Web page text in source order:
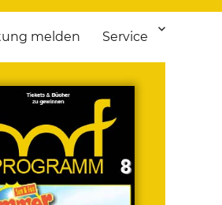
melden Service